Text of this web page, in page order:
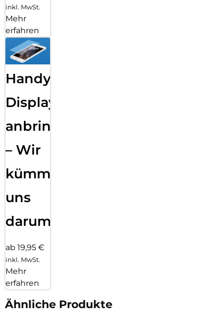
inkl. MwSt.
Mehr
erfahren
Handy
Displayfolie
anbringen
– Wir
kümmern
uns
darum!
ab 19,95 €
inkl. MwSt.
Mehr
erfahren
Ähnliche Produkte